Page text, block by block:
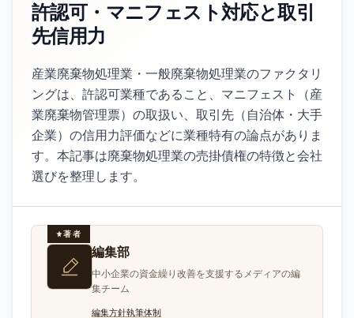
許認可・マニフェスト対応と取引
先信用力
産業廃棄物処理業・一般廃棄物処理業のファクタリ
ングは、許認可業種であること、マニフェスト（産
業廃棄物管理票）の取扱い、取引先（自治体・大手
企業）の信用力評価などに業種特有の論点がありま
す。本記事は廃棄物処理業の売掛債権の特徴と会社
選びを整理します。
著者
編集部
中小企業の資金繰り改善を支援するメディアの編
集チーム
編集方針執筆体制